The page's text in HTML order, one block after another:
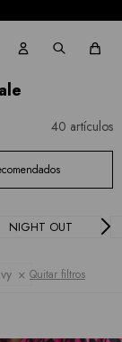
40 artículos
NIGHT OUT
Quitar filtros